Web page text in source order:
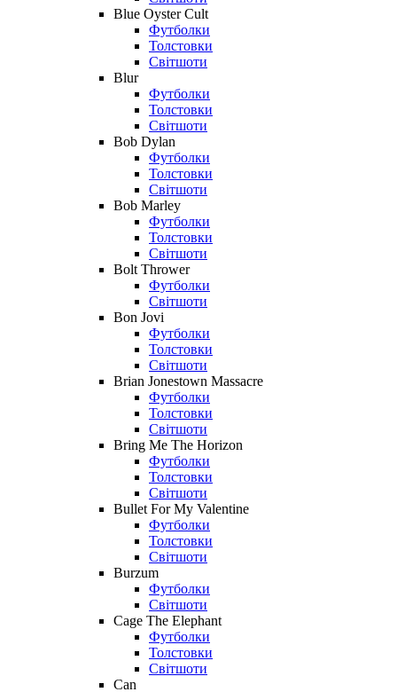
Blue Oyster Cult
Футболки
Толстовки
Світшоти
Blur
Футболки
Толстовки
Світшоти
Bob Dylan
Футболки
Толстовки
Світшоти
Bob Marley
Футболки
Толстовки
Світшоти
Bolt Thrower
Футболки
Світшоти
Bon Jovi
Футболки
Толстовки
Світшоти
Brian Jonestown Massacre
Футболки
Толстовки
Світшоти
Bring Me The Horizon
Футболки
Толстовки
Світшоти
Bullet For My Valentine
Футболки
Толстовки
Світшоти
Burzum
Футболки
Світшоти
Cage The Elephant
Футболки
Толстовки
Світшоти
Can